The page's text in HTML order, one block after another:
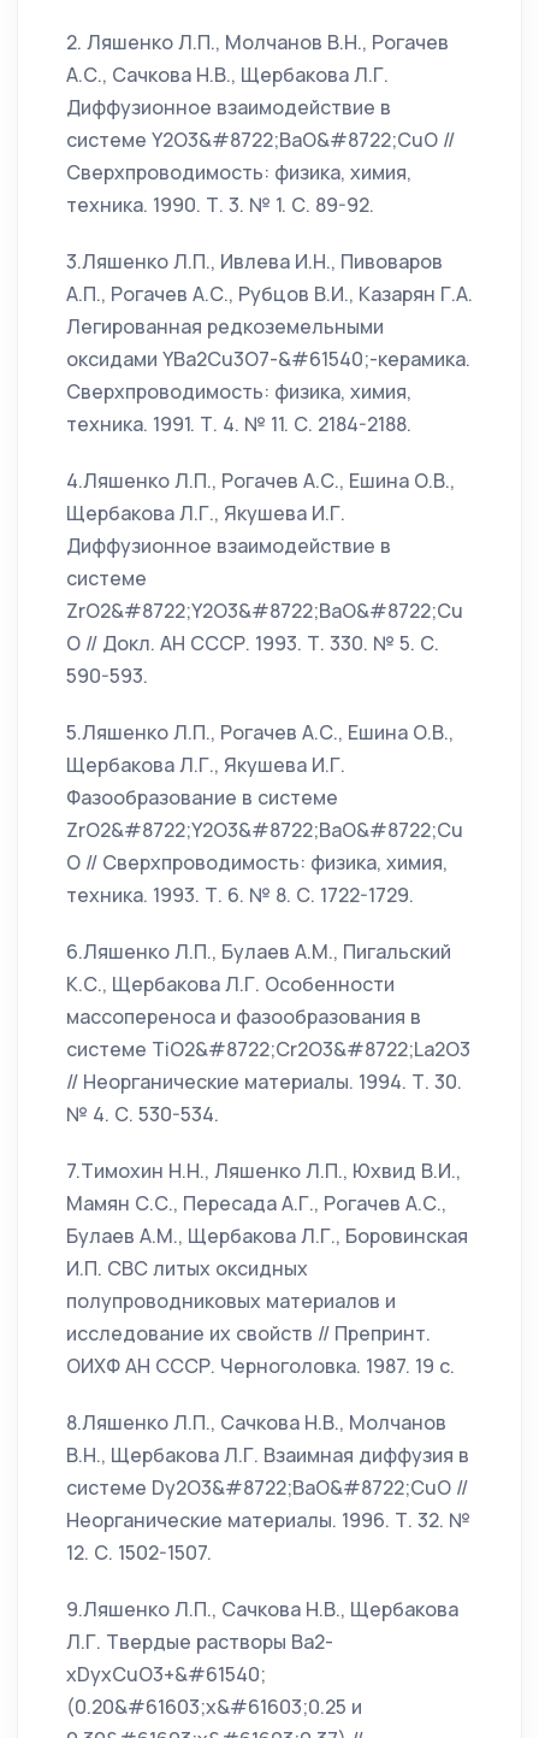
2. Ляшенко Л.П., Молчанов В.Н., Рогачев
А.С., Сачкова Н.В., Щербакова Л.Г.
Диффузионное взаимодействие в
системе Y2O3&#8722;BaO&#8722;CuO //
Сверхпроводимость: физика, химия,
техника. 1990. Т. 3. № 1. С. 89-92.
3.Ляшенко Л.П., Ивлева И.Н., Пивоваров
А.П., Рогачев А.С., Рубцов В.И., Казарян Г.А.
Легированная редкоземельными
оксидами YBa2Cu3O7-&#61540;-керамика.
Сверхпроводимость: физика, химия,
техника. 1991. Т. 4. № 11. С. 2184-2188.
4.Ляшенко Л.П., Рогачев А.С., Ешина О.В.,
Щербакова Л.Г., Якушева И.Г.
Диффузионное взаимодействие в
системе
ZrO2&#8722;Y2O3&#8722;BaO&#8722;Cu
O // Докл. АН СССР. 1993. Т. 330. № 5. С.
590-593.
5.Ляшенко Л.П., Рогачев А.С., Ешина О.В.,
Щербакова Л.Г., Якушева И.Г.
Фазообразование в системе
ZrO2&#8722;Y2O3&#8722;BaO&#8722;Cu
O // Сверхпроводимость: физика, химия,
техника. 1993. Т. 6. № 8. С. 1722-1729.
6.Ляшенко Л.П., Булаев А.М., Пигальский
К.С., Щербакова Л.Г. Особенности
массопереноса и фазообразования в
системе TiO2&#8722;Cr2O3&#8722;La2O3
// Неорганические материалы. 1994. Т. 30.
№ 4. С. 530-534.
7.Тимохин Н.Н., Ляшенко Л.П., Юхвид В.И.,
Мамян С.С., Пересада А.Г., Рогачев А.С.,
Булаев А.М., Щербакова Л.Г., Боровинская
И.П. СВС литых оксидных
полупроводниковых материалов и
исследование их свойств // Препринт.
ОИХФ АН СССР. Черноголовка. 1987. 19 с.
8.Ляшенко Л.П., Сачкова Н.В., Молчанов
В.Н., Щербакова Л.Г. Взаимная диффузия в
системе Dy2O3&#8722;BaO&#8722;CuO //
Неорганические материалы. 1996. Т. 32. №
12. С. 1502-1507.
9.Ляшенко Л.П., Сачкова Н.В., Щербакова
Л.Г. Твердые растворы Ba2-
xDyxCuO3+&#61540;
(0.20&#61603;x&#61603;0.25 и